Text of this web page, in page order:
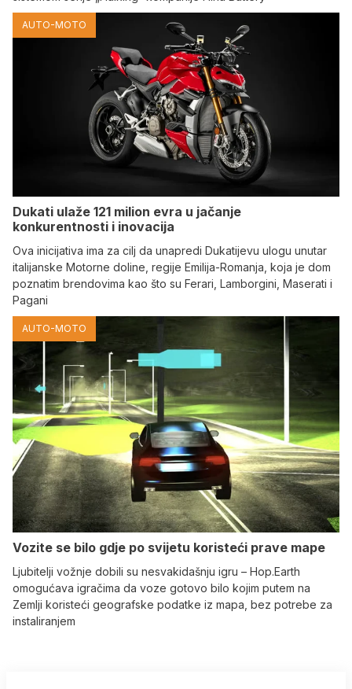
AUTO-MOTO
Dukati ulaže 121 milion evra u jačanje
konkurentnosti i inovacija
Ova inicijativa ima za cilj da unapredi Dukatijevu ulogu unutar
italijanske Motorne doline, regije Emilija-Romanja, koja je dom
poznatim brendovima kao što su Ferari, Lamborgini, Maserati i
Pagani
AUTO-MOTO
Vozite se bilo gdje po svijetu koristeći prave mape
Ljubitelji vožnje dobili su nesvakidašnju igru – Hop.Earth
omogućava igračima da voze gotovo bilo kojim putem na
Zemlji koristeći geografske podatke iz mapa, bez potrebe za
instaliranjem